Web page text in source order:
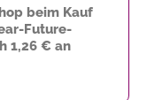
beim Kauf
Future-
1,26 € an